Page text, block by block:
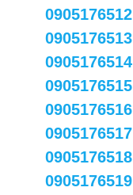
0905176512
0905176513
0905176514
0905176515
0905176516
0905176517
0905176518
0905176519